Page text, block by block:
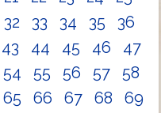
32 33 34 35
36
43 44 45 46
47
54 55 56 57
58
65 66 67 68
69